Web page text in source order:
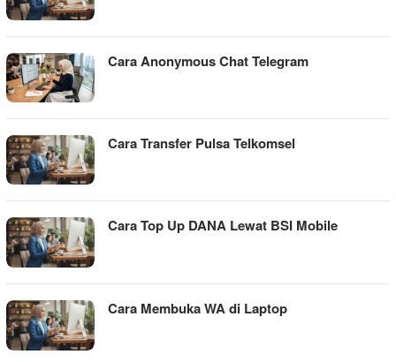
Cara Anonymous Chat Telegram
Cara Transfer Pulsa Telkomsel
Cara Top Up DANA Lewat BSI Mobile
Cara Membuka WA di Laptop